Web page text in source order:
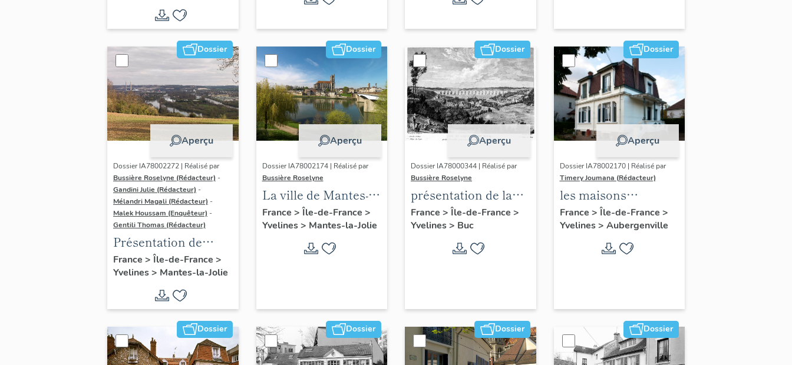
Dossier
Aperçu
Dossier IA78002272 | Réalisé par
Bussière Roselyne (Rédacteur) -
Gandini Julie (Rédacteur) -
Mélandri Magali (Rédacteur) -
Malek Houssam (Enquêteur) -
Gentili Thomas (Rédacteur)
Présentation de
l'étude
France > Île-de-France >
Yvelines> Mantes-la-Jolie
Dossier
Aperçu
Dossier IA78002174 | Réalisé par
Bussière Roselyne
La ville de Mantes-la-
Jolie
France > Île-de-France >
Yvelines> Mantes-la-Jolie
Dossier
Aperçu
Dossier IA78000344 | Réalisé par
Bussière Roselyne
présentation de la
commune de Buc
France > Île-de-France >
Yvelines> Buc
Dossier
Aperçu
Dossier IA78002170 | Réalisé par
Timery Joumana (Rédacteur)
les maisons
d'Elisabethville
France > Île-de-France >
Yvelines> Aubergenville
Dossier Dossier Dossier Dossier